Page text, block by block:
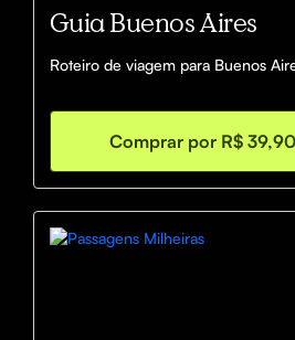
Guia Buenos Aires
Roteiro de viagem para Buenos
Comprar por R$